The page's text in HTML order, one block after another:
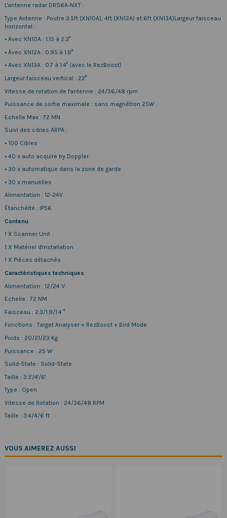
L'antenne radar DRS6A-NXT :
Type Antenne : Poutre 3.5ft (XN10A), 4ft (XN12A) et 6ft (XN13A)Largeur faisceau
horizontal :
• Avec XN10A : 1.15 à 2.3°
• Avec XN12A : 0.95 à 1.9°
• Avec XN13A : 0.7 à 1.4° (avec le RezBoost)
Largeur faisceau vertical : 22°
Vitesse de rotation de l'antenne : 24/36/48 rpm
Puissance de sortie maximale : sans magnétron 25W
Echelle Max : 72 MN
Suivi des cibles ARPA :
• 100 Cibles
• 40 x auto acquire by Doppler
• 30 x automatique dans la zone de garde
• 30 x manuelles
Alimentation : 12-24V
Étanchéité : IP56
Contenu
1 X Scanner Unit
1 X Matériel d'installation
1 X Pièces détachés
Caractéristiques techniques
Alimentation : 12/24 V
Echelle : 72 NM
Faisceau : 2.3/1.9/1.4 °
Fonctions : Target Analyser + RezBoost + Bird Mode
Poids : 20/21/23 Kg
Puissance : 25 W
Solid-State : Solid-State
Taille : 3.5'/4'/6'
Type : Open
Vitesse de Rotation : 24/36/48 RPM
Taille : 3.4/4/6 ft
VOUS AIMEREZ AUSSI